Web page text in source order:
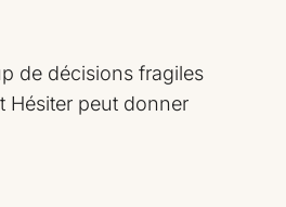
de décisions fragiles
Hésiter peut donner